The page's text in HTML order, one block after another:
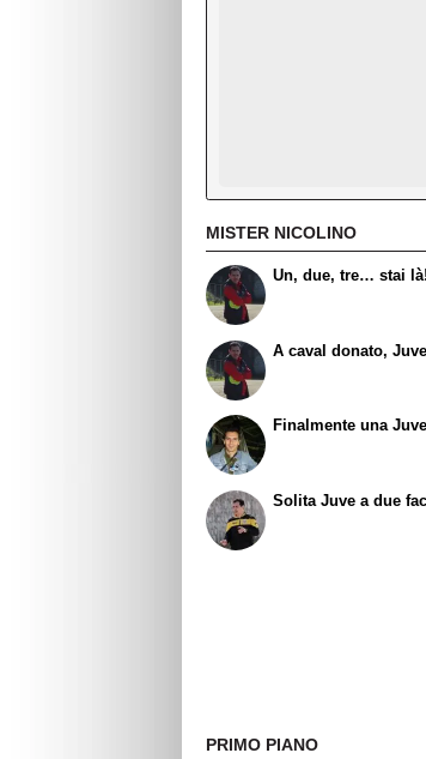
MISTER NICOLINO
Un, due, tre… stai là!
A caval donato,
Finalmente una
Solita Juve a due
PRIMO PIANO